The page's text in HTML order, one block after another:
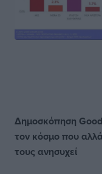
Δημοσκόπηση
τον κόσμο που
τους ανησυχεί